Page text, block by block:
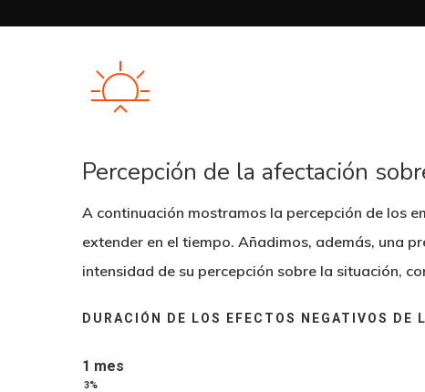
Percepción de la afectación
A continuación mostramos la percepción de los
extender en el tiempo. Añadimos, además, una
intensidad de su percepción sobre la situación,
DURACIÓN DE LOS EFECTOS NEGATIVOS DE
1 mes
3%